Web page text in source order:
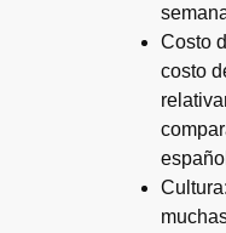
Costo
costo